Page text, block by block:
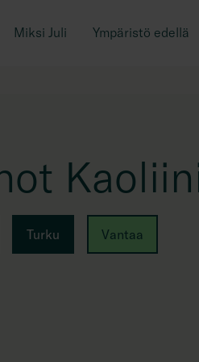
Miksi Juli Ympäristö edellä
Turku Vantaa